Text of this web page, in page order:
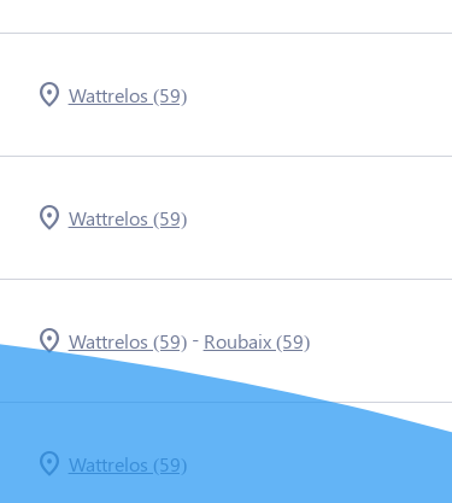
Wattrelos (59)
Wattrelos (59)
Wattrelos (59)- Roubaix (59)
Wattrelos (59)